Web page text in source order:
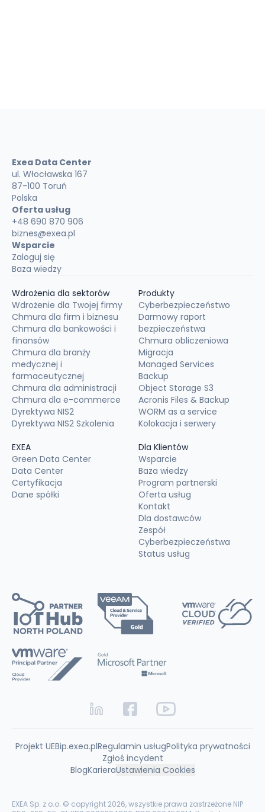
Exea Data Center
ul. Włocławska 167
87-100 Toruń
Polska
Oferta usług
+48 690 870 906
biznes@exea.pl
Wsparcie
Zaloguj się
Baza wiedzy
Wdrożenia dla sektorów
Wdrożenie dla Twojej firmy
Chmura dla firm i biznesu
Chmura dla bankowości i
finansów
Chmura dla branży
medycznej i
farmaceutycznej
Chmura dla administracji
Chmura dla e-commerce
Dyrektywa NIS2
Dyrektywa NIS2 Szkolenia
Produkty
Cyberbezpieczeństwo
Darmowy raport
bezpieczeństwa
Chmura obliczeniowa
Migracja
Managed Services
Backup
Object Storage S3
Acronis Files & Backup
WORM as a service
Kolokacja i serwery
EXEA
Green Data Center
Data Center
Certyfikacja
Dane spółki
Dla Klientów
Wsparcie
Baza wiedzy
Program partnerski
Oferta usług
Kontakt
Dla dostawców
Zespół
Cyberbezpieczeństwa
Status usług
Projekt UEBip.exea.plRegulamin usługPolityka prywatności
Zgłoś incydent
BlogKarieraUstawienia Cookies
EXEA Sp. z o.o. © copyright 2026, wszystkie prawa zastrzeżone NIP